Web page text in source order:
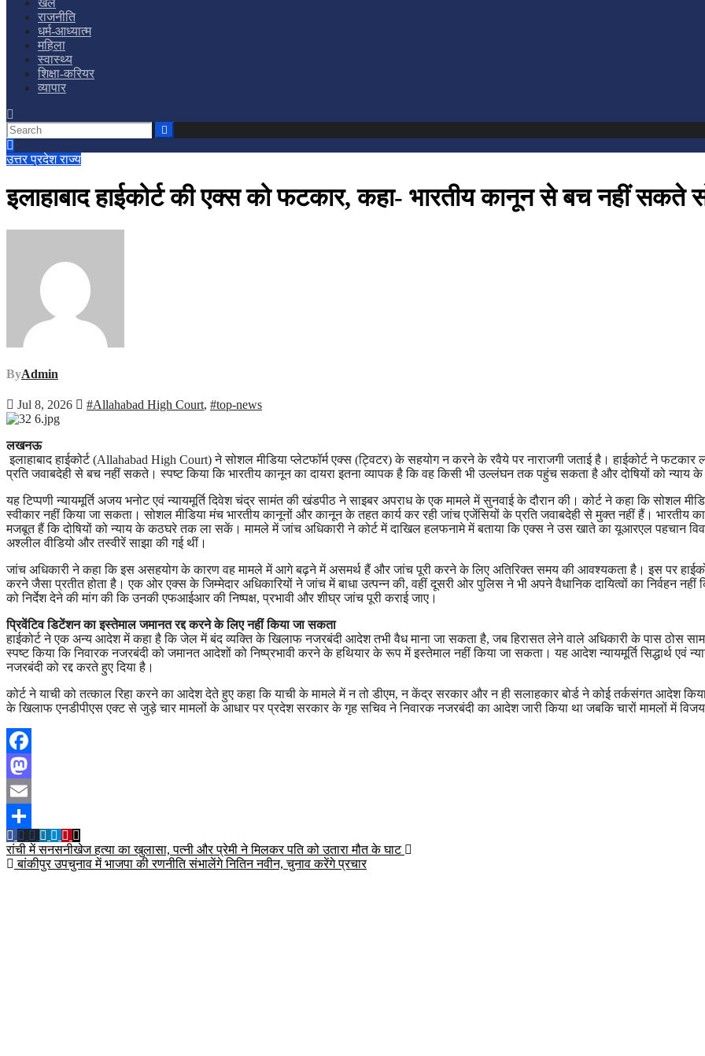
खेल
राजनीति
धर्म-आध्यात्म
महिला
स्वास्थ्य
शिक्षा-करियर
व्यापार
उत्तर प्रदेशराज्य
इलाहाबाद हाईकोर्ट की एक्स को फटकार, कहा- भारतीय कानून से बच नहीं सकते
ByAdmin
Jul 8, 2026 #Allahabad High Court, #top-news
लखनऊ
इलाहाबाद हाईकोर्ट (Allahabad High Court) ने सोशल मीडिया प्लेटफॉर्म एक्स (ट्विटर) के सहयोग न करने के रवैये पर नाराजगी जताई है। हाईकोर्ट ने
प्रति जवाबदेही से बच नहीं सकते। स्पष्ट किया कि भारतीय कानून का दायरा इतना व्यापक है कि वह किसी भी उल्लंघन तक पहुंच सकता है और दोषियों को न्याय
यह टिप्पणी न्यायमूर्ति अजय भनोट एवं न्यायमूर्ति दिवेश चंद्र सामंत की खंडपीठ ने साइबर अपराध के एक मामले में सुनवाई के दौरान की। कोर्ट ने कहा कि सोशल
स्वीकार नहीं किया जा सकता। सोशल मीडिया मंच भारतीय कानूनों और कानून के तहत कार्य कर रही जांच एजेंसियों के प्रति जवाबदेही से मुक्त नहीं हैं।
मजबूत हैं कि दोषियों को न्याय के कठघरे तक ला सकें। मामले में जांच अधिकारी ने कोर्ट में दाखिल हलफनामे में बताया कि एक्स ने उस खाते का यूआरएल पहचान
अश्लील वीडियो और तस्वीरें साझा की गई थीं।
जांच अधिकारी ने कहा कि इस असहयोग के कारण वह मामले में आगे बढ़ने में असमर्थ हैं और जांच पूरी करने के लिए अतिरिक्त समय की आवश्यकता है। इस पर
करने जैसा प्रतीत होता है। एक ओर एक्स के जिम्मेदार अधिकारियों ने जांच में बाधा उत्पन्न की, वहीं दूसरी ओर पुलिस ने भी अपने वैधानिक दायित्वों का निर्वहन
को निर्देश देने की मांग की कि उनकी एफआईआर की निष्पक्ष, प्रभावी और शीघ्र जांच पूरी कराई जाए।
प्रिवेंटिव डिटेंशन का इस्तेमाल जमानत रद्द करने के लिए नहीं किया जा सकता
हाईकोर्ट ने एक अन्य आदेश में कहा है कि जेल में बंद व्यक्ति के खिलाफ नजरबंदी आदेश तभी वैध माना जा सकता है, जब हिरासत लेने वाले अधिकारी के पास ठोस सामग्री
स्पष्ट किया कि निवारक नजरबंदी को जमानत आदेशों को निष्प्रभावी करने के हथियार के रूप में इस्तेमाल नहीं किया जा सकता। यह आदेश न्यायमूर्ति सिद्धार्थ एवं
नजरबंदी को रद्द करते हुए दिया है।
कोर्ट ने याची को तत्काल रिहा करने का आदेश देते हुए कहा कि याची के मामले में न तो डीएम, न केंद्र सरकार और न ही सलाहकार बोर्ड ने कोई तर्कसंगत आदेश
के खिलाफ एनडीपीएस एक्ट से जुड़े चार मामलों के आधार पर प्रदेश सरकार के गृह सचिव ने निवारक नजरबंदी का आदेश जारी किया था जबकि चारों मामलों में
Facebook
Mastodon
Email
Share
Post
navigation
रांची में सनसनीखेज हत्या का खुलासा, पत्नी और प्रेमी ने मिलकर पति को उतारा मौत के घाट
बांकीपुर उपचुनाव में भाजपा की रणनीति संभालेंगे नितिन नवीन, चुनाव करेंगे प्रचार